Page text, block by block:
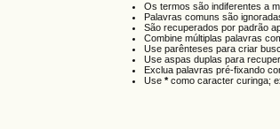
Os termos são indiferentes a
Palavras comuns são
São recuperados por padrão
Combine múltiplas palavras
Use parênteses para criar
Use aspas duplas para
Exclua palavras pré-fixando
Use*como caracter curinga;